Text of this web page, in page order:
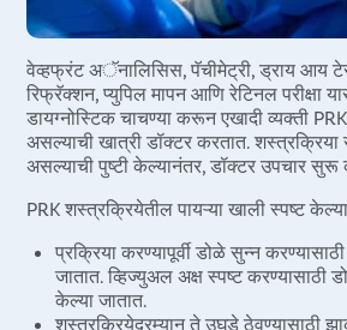
वेव्हफ्रंट अॅनालिसिस, पॅचीमेट्री, ड्राय आय
रिफ्रॅक्शन, प्युपिल मापन आणि रेटिनल परीक्षा
डायग्नोस्टिक चाचण्या करून एखादी व्यक्ती
असल्याची खात्री डॉक्टर करतात. शस्त्रक्रिया
असल्याची पुष्टी केल्यानंतर, डॉक्टर उपचार सुरू
PRK शस्त्रक्रियेतील पायऱ्या खाली स्पष्ट
प्रक्रिया करण्यापूर्वी डोळे सुन्न
जातात. व्हिज्युअल अक्ष स्पष्ट करण्यासाठी
केल्या जातात.
शस्त्रक्रियेदरम्यान ते उघडे ठेवण्यासाठी